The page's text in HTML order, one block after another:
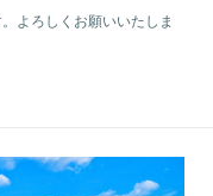
よろしくお願いいたしま